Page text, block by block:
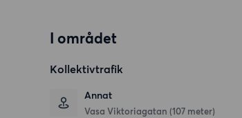
I området
Kollektivtrafik
Annat
Vasa Viktoriagatan (107 meter)